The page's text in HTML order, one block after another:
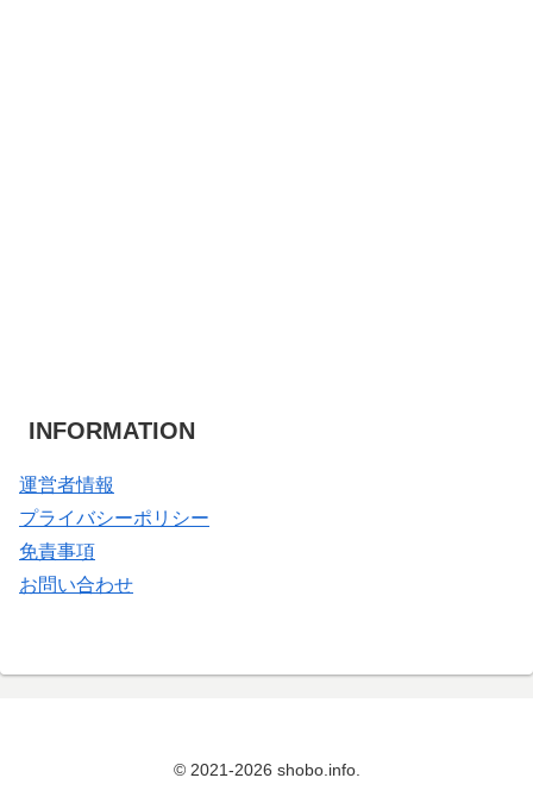
INFORMATION
運営者情報
プライバシーポリシー
免責事項
お問い合わせ
© 2021-2026 shobo.info.